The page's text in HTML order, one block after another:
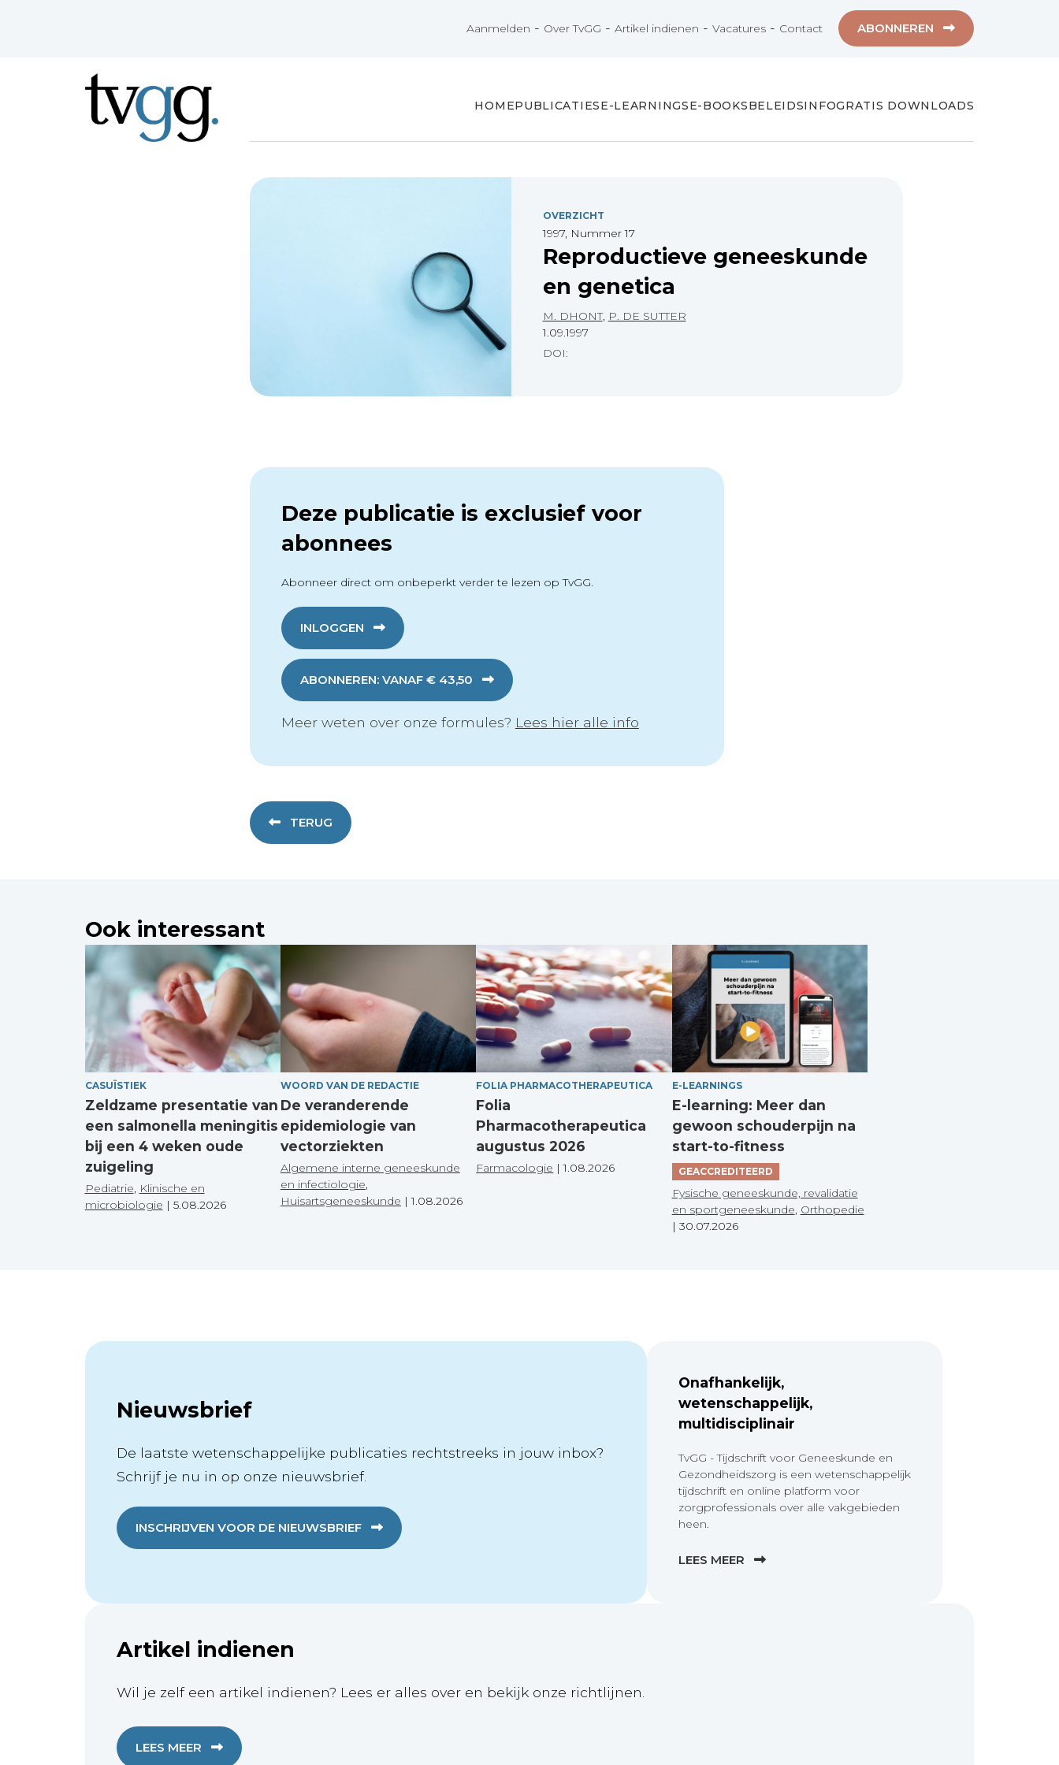
Aanmelden - Over TvGG -Artikel indienen -Vacatures - Contact ABONNEREN
HOMEPUBLICATIESE-LEARNINGSE-BOOKSBELEIDSINFOGRATIS DOWNLOADS
OVERZICHT
1997, Nummer 17
Reproductieve geneeskunde
en genetica
M. DHONT, P. DE SUTTER
1.09.1997
DOI:
Deze publicatie is exclusief voor
abonnees
Abonneer direct om onbeperkt verder te lezen op TvGG.
INLOGGEN
ABONNEREN: VANAF € 43,50
Meer weten over onze formules? Lees hier alle info
TERUG
Ook interessant
CASUÏSTIEK
Zeldzame presentatie van
een salmonella meningitis
bij een 4 weken oude
zuigeling
Pediatrie Klinische en
microbiologie | 5.08.2026
WOORD VAN DE REDACTIE
De veranderende
epidemiologie van
vectorziekten
Algemene interne geneeskunde
en infectiologie
Huisartsgeneeskunde |1.08.2026
FOLIA PHARMACOTHERAPEUTICA
Folia
Pharmacotherapeutica
augustus 2026
Farmacologie |1.08.2026
E-LEARNINGS
E-learning: Meer dan
gewoon schouderpijn na
start-to-fitness
GEACCREDITEERD
Fysische geneeskunde, revalidatie
en sportgeneeskunde Orthopedie
| 30.07.2026
Nieuwsbrief
De laatste wetenschappelijke publicaties rechtstreeks in jouw inbox?
Schrijf je nu in op onze nieuwsbrief.
INSCHRIJVEN VOOR DE NIEUWSBRIEF
Onafhankelijk,
wetenschappelijk,
multidisciplinair
TvGG - Tijdschrift voor Geneeskunde en
Gezondheidszorg is een wetenschappelijk
tijdschrift en online platform voor
zorgprofessionals over alle vakgebieden
heen.
LEES MEER
Artikel indienen
Wil je zelf een artikel indienen? Lees er alles over en bekijk onze richtlijnen.
LEES MEER